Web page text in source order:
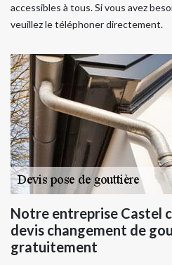
accessibles à tous. Si vous avez
veuillez le téléphoner directement.
Notre entreprise Castel
devis changement de
gratuitement